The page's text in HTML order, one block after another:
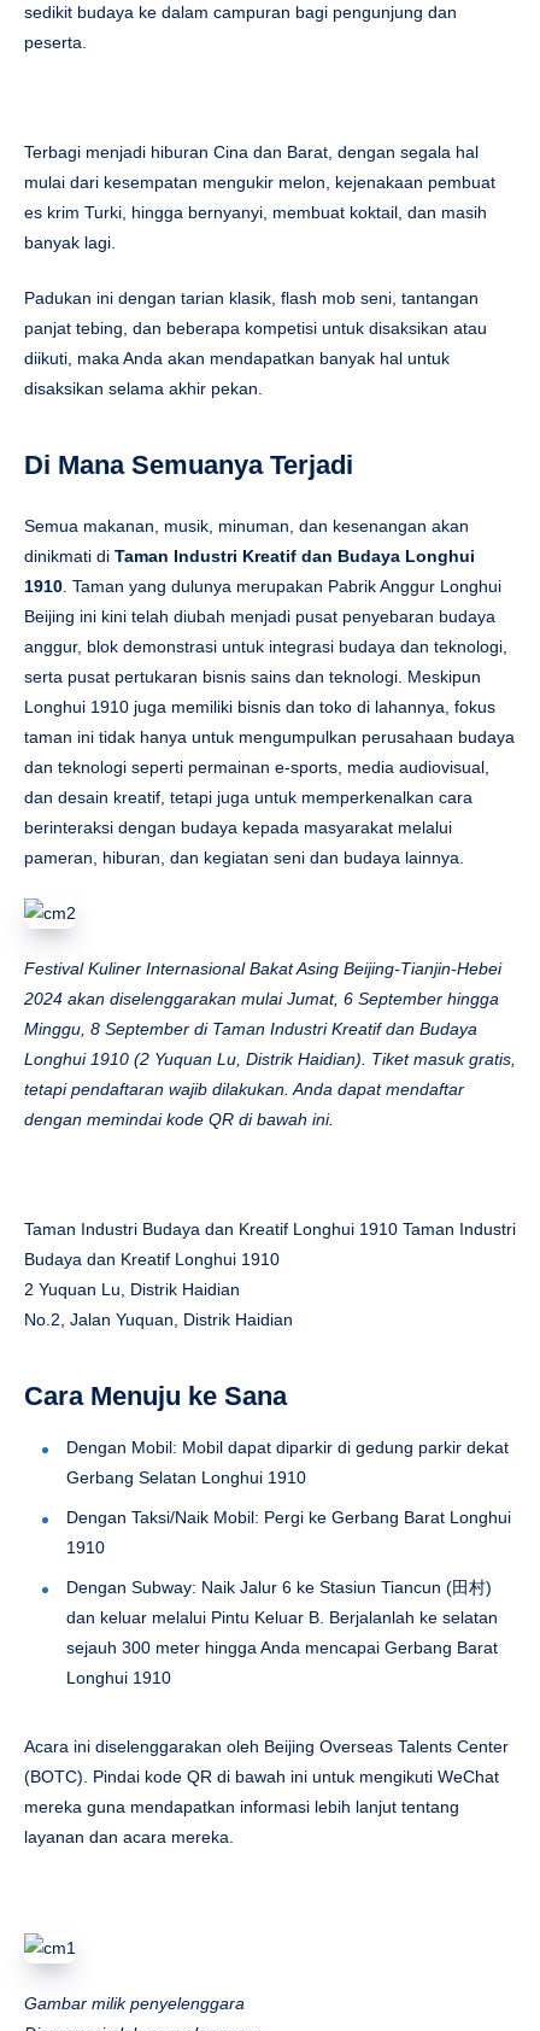
sedikit budaya ke dalam campuran bagi pengunjung dan
peserta.
Terbagi menjadi hiburan Cina dan Barat, dengan segala hal
mulai dari kesempatan mengukir melon, kejenakaan pembuat
es krim Turki, hingga bernyanyi, membuat koktail, dan masih
banyak lagi.
Padukan ini dengan tarian klasik, flash mob seni, tantangan
panjat tebing, dan beberapa kompetisi untuk disaksikan atau
diikuti, maka Anda akan mendapatkan banyak hal untuk
disaksikan selama akhir pekan.
Di Mana Semuanya Terjadi
Semua makanan, musik, minuman, dan kesenangan akan
dinikmati di Taman Industri Kreatif dan Budaya Longhui
1910 . Taman yang dulunya merupakan Pabrik Anggur Longhui
Beijing ini kini telah diubah menjadi pusat penyebaran budaya
anggur, blok demonstrasi untuk integrasi budaya dan teknologi,
serta pusat pertukaran bisnis sains dan teknologi. Meskipun
Longhui 1910 juga memiliki bisnis dan toko di lahannya, fokus
taman ini tidak hanya untuk mengumpulkan perusahaan budaya
dan teknologi seperti permainan e-sports, media audiovisual,
dan desain kreatif, tetapi juga untuk memperkenalkan cara
berinteraksi dengan budaya kepada masyarakat melalui
pameran, hiburan, dan kegiatan seni dan budaya lainnya.
Festival Kuliner Internasional Bakat Asing Beijing-Tianjin-Hebei
2024 akan diselenggarakan mulai Jumat, 6 September hingga
Minggu, 8 September di Taman Industri Kreatif dan Budaya
Longhui 1910 (2 Yuquan Lu, Distrik Haidian). Tiket masuk gratis,
tetapi pendaftaran wajib dilakukan. Anda dapat mendaftar
dengan memindai kode QR di bawah ini.
Taman Industri Budaya dan Kreatif Longhui 1910 Taman Industri
Budaya dan Kreatif Longhui 1910
2 Yuquan Lu, Distrik Haidian
No.2, Jalan Yuquan, Distrik Haidian
Cara Menuju ke Sana
Dengan Mobil: Mobil dapat diparkir di gedung parkir dekat
Gerbang Selatan Longhui 1910
Dengan Taksi/Naik Mobil: Pergi ke Gerbang Barat Longhui
1910
Dengan Subway: Naik Jalur 6 ke Stasiun Tiancun (田村)
dan keluar melalui Pintu Keluar B. Berjalanlah ke selatan
sejauh 300 meter hingga Anda mencapai Gerbang Barat
Longhui 1910
Acara ini diselenggarakan oleh Beijing Overseas Talents Center
(BOTC). Pindai kode QR di bawah ini untuk mengikuti WeChat
mereka guna mendapatkan informasi lebih lanjut tentang
layanan dan acara mereka.
Gambar milik penyelenggara